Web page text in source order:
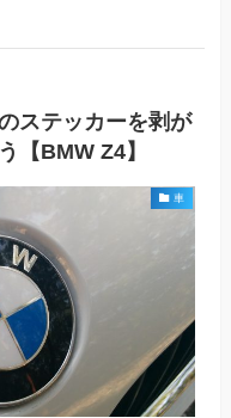
ステッカーを剥が
【BMW Z4】
車